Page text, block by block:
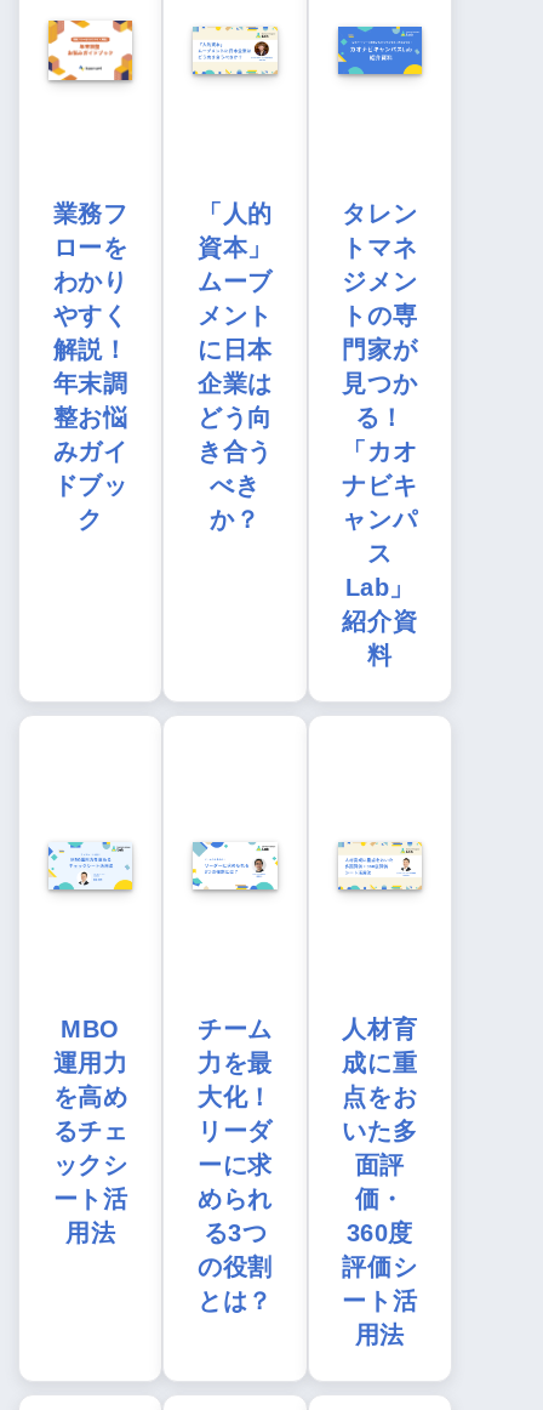
業務フ
ローを
わかり
やすく
解説！
年末調
整お悩
みガイ
ドブッ
ク
「人的
資本」
ムーブ
メント
に日本
企業は
どう向
き合う
べき
か？
タレン
トマネ
ジメン
トの専
門家が
見つか
る！
「カオ
ナビキ
ャンパ
ス
Lab」
紹介資
料
MBO
運用力
を高め
るチェ
ックシ
ート活
用法
チーム
力を最
大化！
リーダ
ーに求
められ
る3つ
の役割
とは？
人材育
成に重
点をお
いた多
面評
価・
360度
評価シ
ート活
用法